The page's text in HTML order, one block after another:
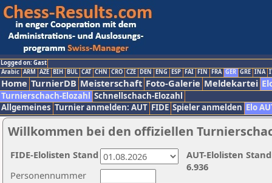
Logged on: Gast
Arabic ARM AZE BIH BUL CAT CHN CRO CZE DEN ENG ESP FAI FIN FRA GER GRE INA
Home TurnierDB Meisterschaft Foto-Galerie Meldekartei
Turnierschach-Elozahl Schnellschach-Elozahl
Allgemeines Turnier anmelden: AUT FIDE Spieler anmelden Elo
Willkommen bei den offiziellen
Personennummer
AUT-Elolisten
6.936
FIDE-Elolisten Stand